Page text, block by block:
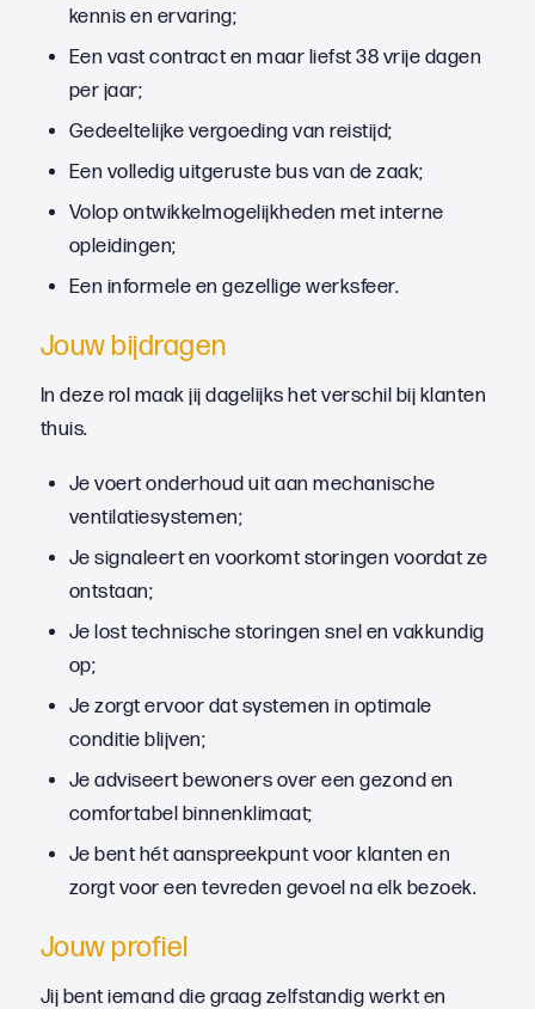
kennis en ervaring;
Een vast contract en maar liefst 38 vrije dagen
per jaar;
Gedeeltelijke vergoeding van reistijd;
Een volledig uitgeruste bus van de zaak;
Volop ontwikkelmogelijkheden met interne
opleidingen;
Een informele en gezellige werksfeer.
Jouw bijdragen
In deze rol maak jij dagelijks het verschil bij klanten
thuis.
Je voert onderhoud uit aan mechanische
ventilatiesystemen;
Je signaleert en voorkomt storingen voordat ze
ontstaan;
Je lost technische storingen snel en vakkundig
op;
Je zorgt ervoor dat systemen in optimale
conditie blijven;
Je adviseert bewoners over een gezond en
comfortabel binnenklimaat;
Je bent hét aanspreekpunt voor klanten en
zorgt voor een tevreden gevoel na elk bezoek.
Jouw profiel
Jij bent iemand die graag zelfstandig werkt en